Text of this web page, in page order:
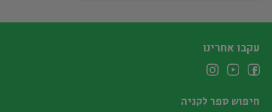
עקבו אחרינו
חיפוש ספר לקניה